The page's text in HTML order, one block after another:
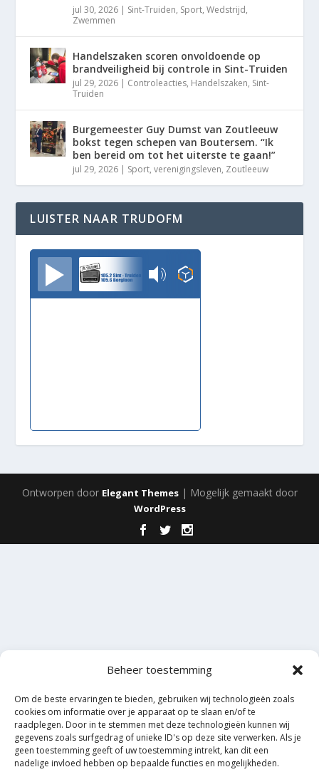
Beheer toestemming
Om de beste ervaringen te bieden, gebruiken wij technologieën zoals
cookies om informatie over je apparaat op te slaan en/of te
raadplegen. Door in te stemmen met deze technologieën kunnen wij
gegevens zoals surfgedrag of unieke ID's op deze site verwerken. Als je
geen toestemming geeft of uw toestemming intrekt, kan dit een
nadelige invloed hebben op bepaalde functies en mogelijkheden.
jul 30, 2026 | Sint-Truiden, Sport,Wedstrijd,
Zwemmen
Handelszaken scoren onvoldoende op
brandveiligheid bij controle in Sint-Truiden
jul 29, 2026 | Controleacties, Handelszaken, Sint-
Truiden
Burgemeester Guy Dumst van Zoutleeuw
bokst tegen schepen van Boutersem. “Ik
ben bereid om tot het uiterste te gaan!”
jul 29, 2026 | Sport,verenigingsleven, Zoutleeuw
LUISTER NAAR TRUDOFM
TrudoFM
Ontworpen door Elegant Themes| Mogelijk gemaakt door
WordPress